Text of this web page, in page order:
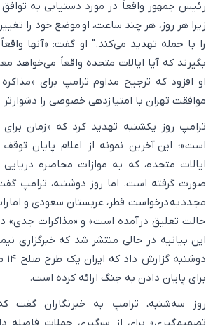
رئیس جمهور واقعاً در مورد دستیابی به
زیرا هر روز، هر چند ساعت، او موضع خود را
را با حمله تهدید می‌کند." او گفت: «آنها
بگیرند که آیا ایالات متحده واقعاً می‌خواهد
او افزود که ترجیح مداوم ترامپ برای
موافقت تهران با امتیازدهی خصوصی را
ترامپ روز یکشنبه تهدید کرد که «زمان برای
است»؛ این آخرین نمونه از اعلام پایان
ایالات متحده، که به موازات محاصره دریایی
صورت گرفته است. اما روز دوشنبه، ترامپ
مجدد به درخواست قطر، عربستان سعودی و
حالت تعلیق درآمده است» و «مذاکرات جدی»
این بیانیه در حالی منتشر شد که خبرگزاری
برای پایان دادن به جنگ ارائه کرده است.
روز سه‌شنبه، ترامپ به خبرنگاران